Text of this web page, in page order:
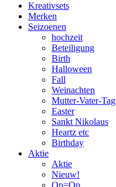
Kreativsets
Merken
Seizoenen
hochzeit
Beteiligung
Birth
Halloween
Fall
Weinachten
Mutter-Vater-Tag
Easter
Sankt Nikolaus
Heartz etc
Birthday
Aktie
Aktie
Nieuw!
Op=Op